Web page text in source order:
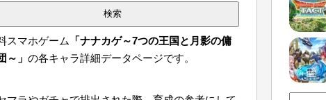
スマホゲーム
「ナナカゲ～7つの王国と月影の傭
～」 の各キャラ詳細データページです。